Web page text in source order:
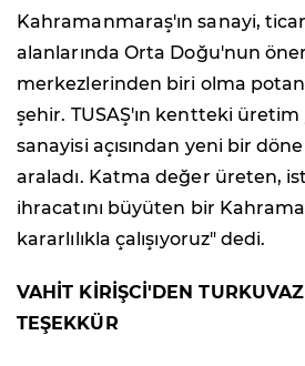
Kahramanmaraş'ın sanayi,
alanlarında Orta Doğu'nun
merkezlerinden biri olma
şehir. TUSAŞ'ın kentteki üretim
sanayisi açısından yeni bir
araladı. Katma değer üreten,
ihracatını büyüten bir
kararlılıkla çalışıyoruz" dedi.
VAHİT KİRİŞCİ'DEN
TEŞEKKÜR